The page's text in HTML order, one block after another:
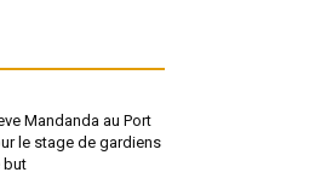
Mandanda au Port
le stage de gardiens
but